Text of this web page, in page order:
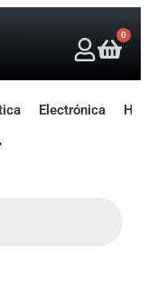
0
Electrónica